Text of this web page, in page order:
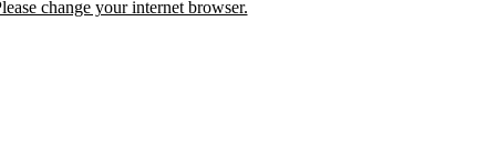
change your internet browser.